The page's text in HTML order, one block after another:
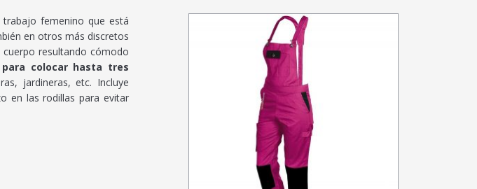
femenino que está
en otros más discretos
resultando cómodo
colocar hasta tres
jardineras, etc. Incluye
en las rodillas para evitar